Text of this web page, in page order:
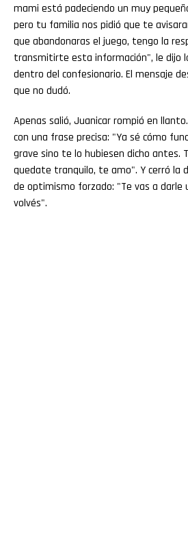
mami está padeciendo un muy
pero tu familia nos pidió que te
que abandonaras el juego, tengo la
transmitirte esta información", le dijo
dentro del confesionario. El mensaje
que no dudó.
Apenas salió, Juanicar rompió en
con una frase precisa: "Ya sé cómo
grave sino te lo hubiesen dicho antes.
quedate tranquilo, te amo". Y cerró la
de optimismo forzado: "Te vas a darle
volvés".